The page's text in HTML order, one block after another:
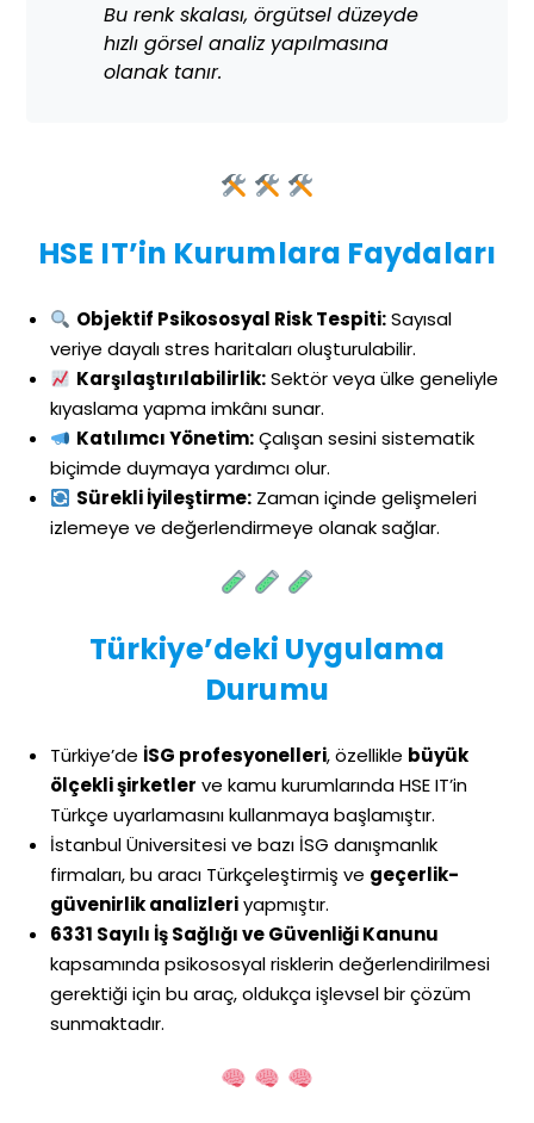
Bu renk skalası, örgütsel düzeyde
hızlı görsel analiz yapılmasına
olanak tanır.
HSE IT’in Kurumlara Faydaları
Objektif Psikososyal Risk Tespiti:Sayısal
veriye dayalı stres haritaları oluşturulabilir.
Karşılaştırılabilirlik:Sektör veya ülke geneliyle
kıyaslama yapma imkânı sunar.
Katılımcı Yönetim:Çalışan sesini sistematik
biçimde duymaya yardımcı olur.
Sürekli İyileştirme:Zaman içinde gelişmeleri
izlemeye ve değerlendirmeye olanak sağlar.
Türkiye’deki Uygulama
Durumu
Türkiye’de İSG profesyonelleri, özellikle büyük
ölçekli şirketler ve kamu kurumlarında HSE IT’in
Türkçe uyarlamasını kullanmaya başlamıştır.
İstanbul Üniversitesi ve bazı İSG danışmanlık
firmaları, bu aracı Türkçeleştirmiş ve geçerlik-
güvenirlik analizleriyapmıştır.
6331 Sayılı İş Sağlığı ve Güvenliği Kanunu
kapsamında psikososyal risklerin değerlendirilmesi
gerektiği için bu araç, oldukça işlevsel bir çözüm
sunmaktadır.